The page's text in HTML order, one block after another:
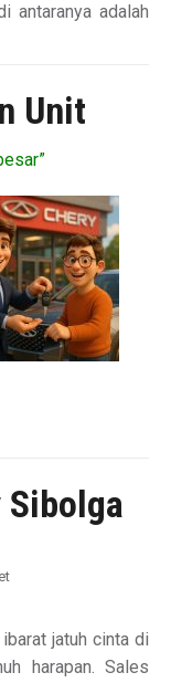
antaranya adalah
Unit
jatuh cinta di
harapan. Sales